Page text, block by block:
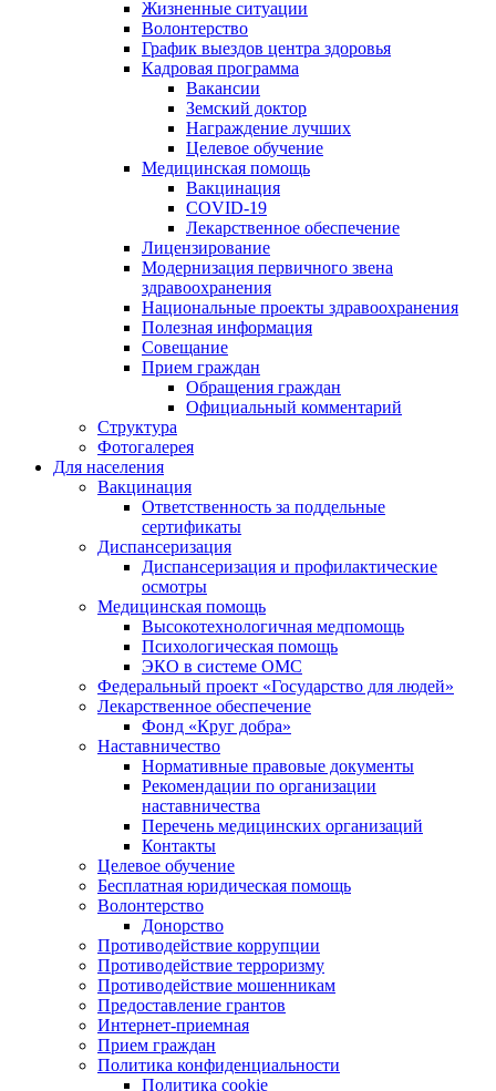
Жизненные ситуации
Волонтерство
График выездов центра здоровья
Кадровая программа
Вакансии
Земский доктор
Награждение лучших
Целевое обучение
Медицинская помощь
Вакцинация
COVID-19
Лекарственное обеспечение
Лицензирование
Модернизация первичного звена
здравоохранения
Национальные проекты здравоохранения
Полезная информация
Совещание
Прием граждан
Обращения граждан
Официальный комментарий
Структура
Фотогалерея
Для населения
Вакцинация
Ответственность за поддельные
сертификаты
Диспансеризация
Диспансеризация и профилактические
осмотры
Медицинская помощь
Высокотехнологичная медпомощь
Психологическая помощь
ЭКО в системе ОМС
Федеральный проект «Государство для людей»
Лекарственное обеспечение
Фонд «Круг добра»
Наставничество
Нормативные правовые документы
Рекомендации по организации
наставничества
Перечень медицинских организаций
Контакты
Целевое обучение
Бесплатная юридическая помощь
Волонтерство
Донорство
Противодействие коррупции
Противодействие терроризму
Противодействие мошенникам
Предоставление грантов
Интернет-приемная
Прием граждан
Политика конфиденциальности
Политика cookie